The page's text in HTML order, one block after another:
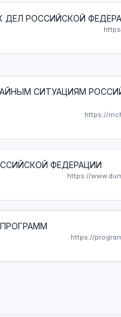
ДЕЛ РОССИЙСКОЙ
СИТУАЦИЯМ
https://
ФЕДЕРАЦИИ
https://
https://